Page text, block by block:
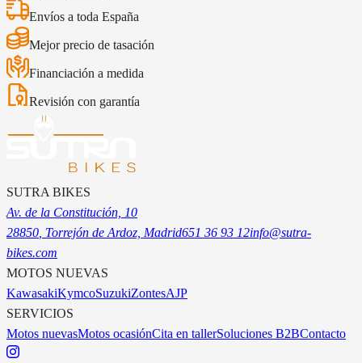
Envíos a toda España
Mejor precio de tasación
Financiación a medida
Revisión con garantía
SUTRA BIKES
Av. de la Constitución, 10
28850 , Torrejón de Ardoz, Madrid651 36 93 12info@sutra-
bikes.com
MOTOS NUEVAS
KawasakiKymcoSuzukiZontesAJP
SERVICIOS
Motos nuevasMotos ocasiónCita en tallerSoluciones B2BContacto